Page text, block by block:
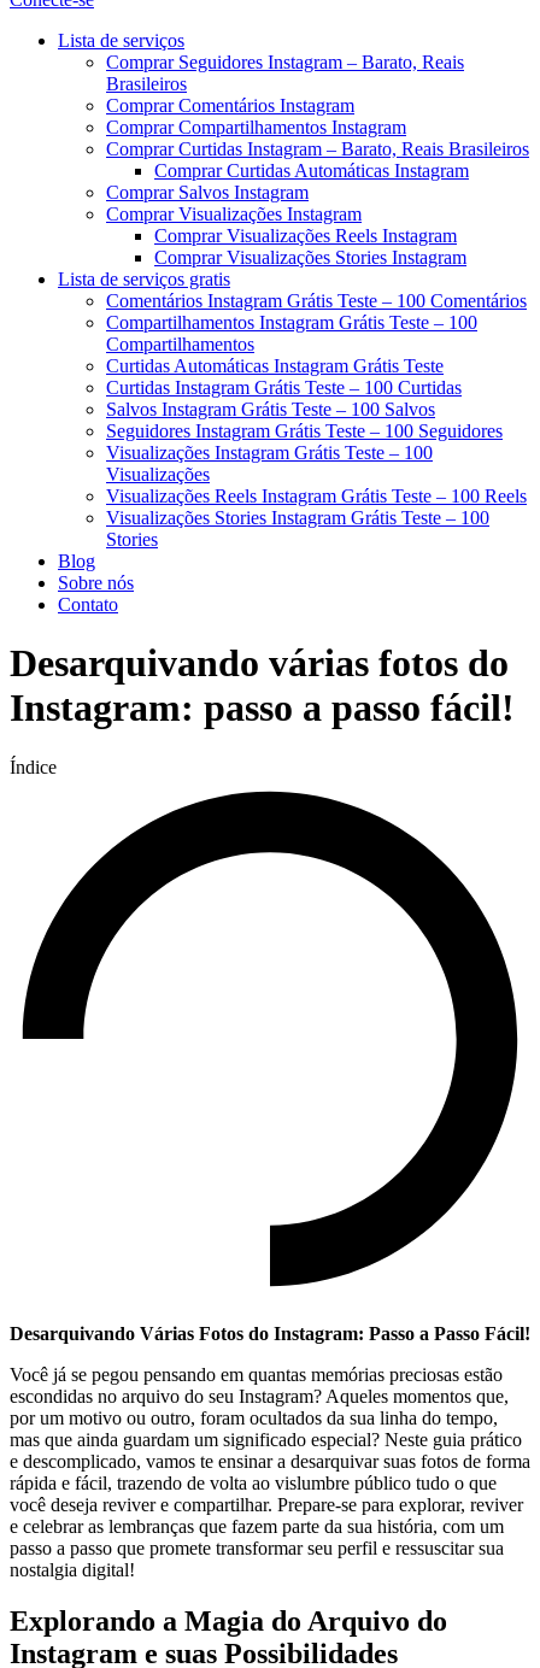
Menu
Lista de serviços
Comprar Seguidores Instagram – Barato, Reais
Brasileiros
Comprar Comentários Instagram
Comprar Compartilhamentos Instagram
Comprar Curtidas Instagram – Barato, Reais Brasileiros
Comprar Curtidas Automáticas Instagram
Comprar Salvos Instagram
Comprar Visualizações Instagram
Comprar Visualizações Reels Instagram
Comprar Visualizações Stories Instagram
Lista de serviços gratis
Comentários Instagram Grátis Teste – 100 Comentários
Compartilhamentos Instagram Grátis Teste – 100
Compartilhamentos
Curtidas Automáticas Instagram Grátis Teste
Curtidas Instagram Grátis Teste – 100 Curtidas
Salvos Instagram Grátis Teste – 100 Salvos
Seguidores Instagram Grátis Teste – 100 Seguidores
Visualizações Instagram Grátis Teste – 100
Visualizações
Visualizações Reels Instagram Grátis Teste – 100 Reels
Visualizações Stories Instagram Grátis Teste – 100
Stories
Blog
Sobre nós
Contato
Desarquivando várias fotos do
Instagram: passo a passo fácil!
Índice
Desarquivando Várias Fotos do⁣ Instagram: Passo a Passo⁤ Fácil!
Você ‌já se pegou pensando em quantas⁤ memórias‌ preciosas estão
escondidas no arquivo do seu Instagram? Aqueles momentos que,
por um motivo ou outro, foram⁤ ocultados da sua linha do tempo,
mas ⁣que ainda guardam um significado especial? Neste guia prático
e descomplicado, vamos te ensinar a desarquivar suas fotos de forma
rápida e fácil, trazendo de volta ao vislumbre público tudo o que
você deseja reviver e compartilhar. Prepare-se para explorar, reviver
e celebrar as lembranças ‌que fazem parte da⁣ sua história, com um
passo a passo que promete transformar seu perfil e ressuscitar sua ​
nostalgia digital!
Explorando a Magia do Arquivo do
Instagram e ⁢suas Possibilidades